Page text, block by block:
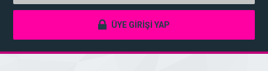
ÜYE GİRİŞİ YAP